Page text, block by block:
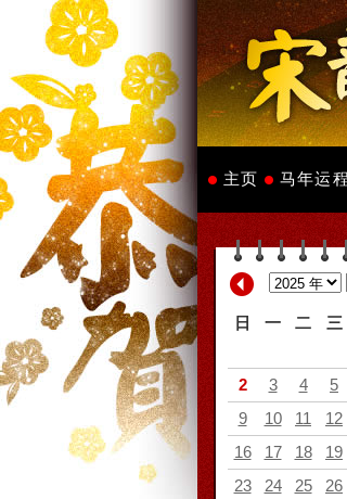
主页 马年运程
日 一 二 三
2
3 4 5
9
10 11 12
16
17 18 19
23
24 25 26